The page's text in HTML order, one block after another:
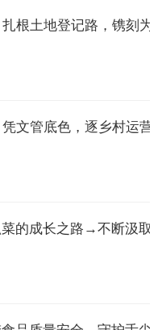
根土地登记路，镌刻为
文管底色，逐乡村运营
的成长之路→不断汲取